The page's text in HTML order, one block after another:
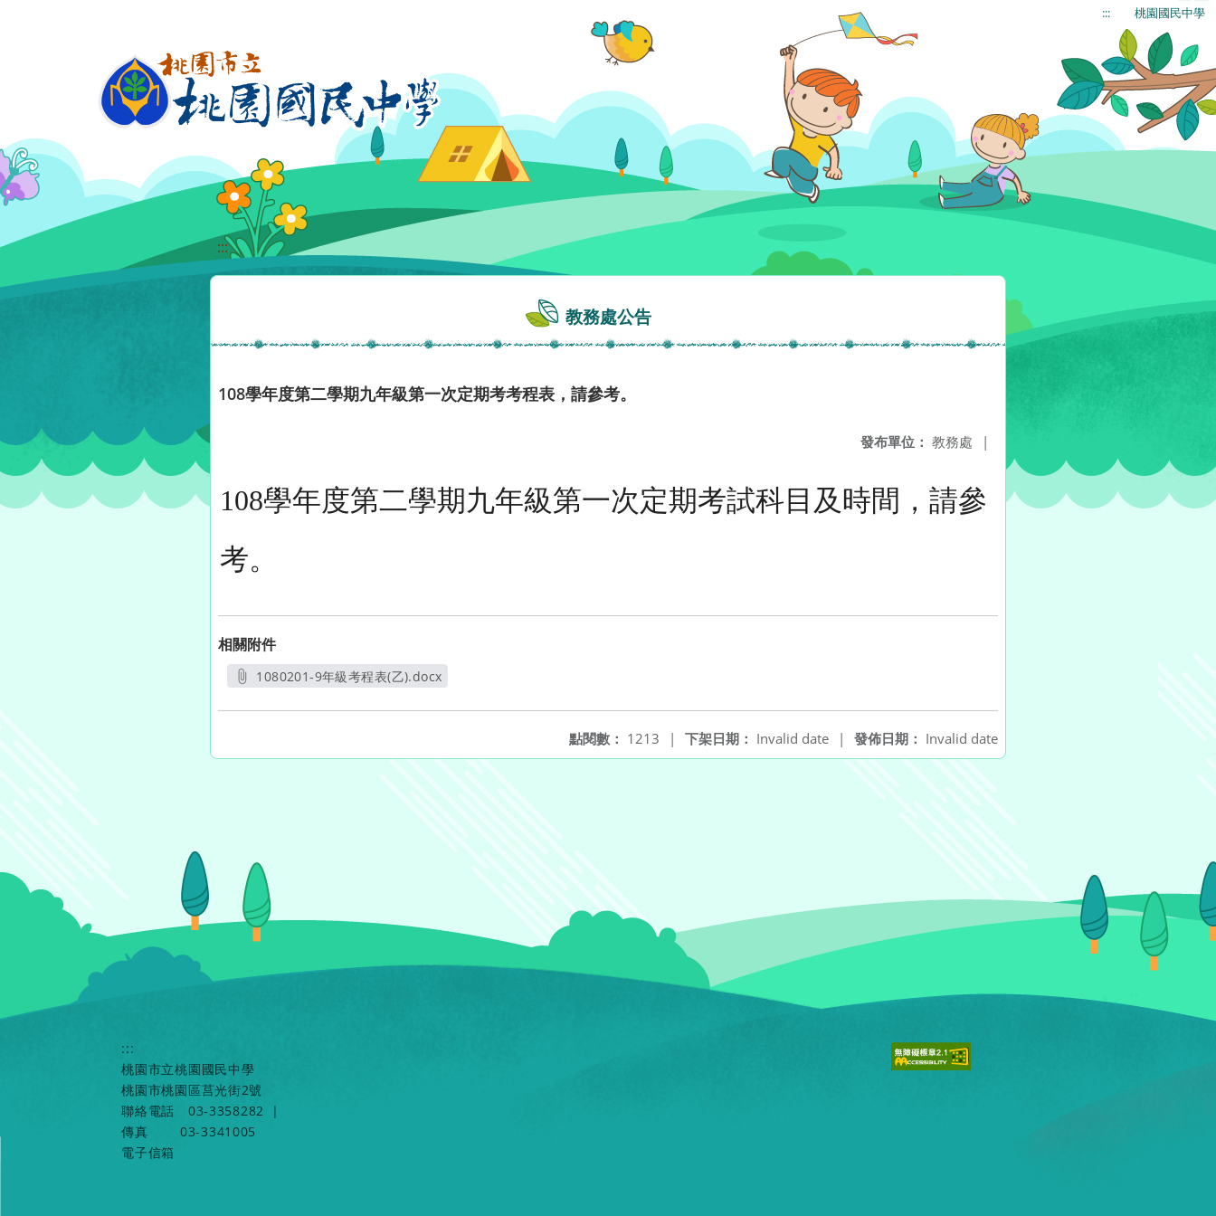
::: 桃園國民中學
:::
教務處公告
108學年度第二學期九年級第一次定期考考程表，請參考。
發布單位： 教務處 |
108學年度第二學期九年級第一次定期考試科目及時間，請參
考。
相關附件
1080201-9年級考程表(乙).docx
發佈日期： Invalid date
下架日期： Invalid date |
點閱數： 1213 |
:::
桃園市立桃園國民中學
桃園市桃園區莒光街2號
聯絡電話
03-3358282
|
傳真
03-3341005
電子信箱